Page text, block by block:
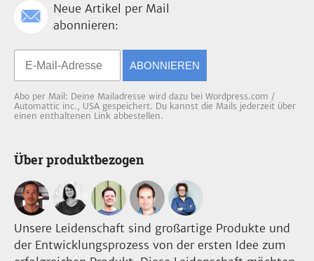
Neue Artikel per Mail
abonnieren:
ABONNIEREN
Abo per Mail: Deine Mailadresse wird dazu bei Wordpress.com /
Automattic inc., USA gespeichert. Du kannst die Mails jederzeit über
einen enthaltenen Link abbestellen.
Über produktbezogen
Unsere Leidenschaft sind großartige Produkte und
der Entwicklungsprozess von der ersten Idee zum